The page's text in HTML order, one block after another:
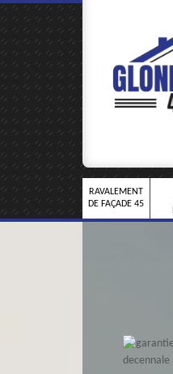
RAVALEMENT
DE FAÇADE 45